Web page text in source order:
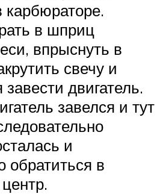
в шприц
впрыснуть в
свечу и
двигатель.
завелся и тут
и
обратиться в